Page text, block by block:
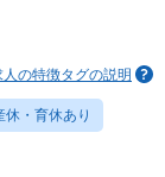
人の特徴タグの説明
休・育休あり